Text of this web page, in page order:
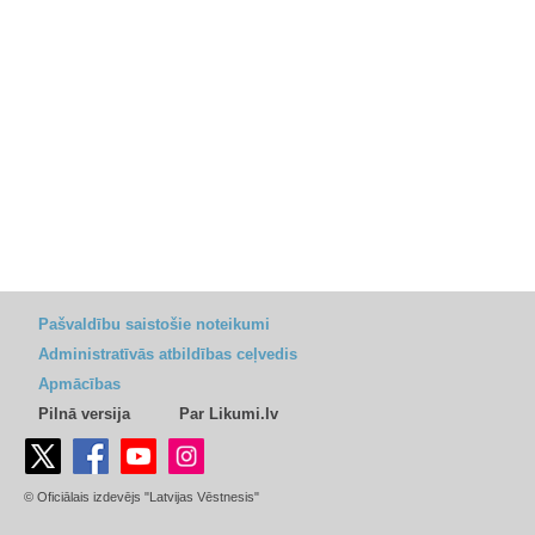
Pašvaldību saistošie noteikumi
Administratīvās atbildības ceļvedis
Apmācības
Pilnā versija
Par Likumi.lv
© Oficiālais izdevējs "Latvijas Vēstnesis"